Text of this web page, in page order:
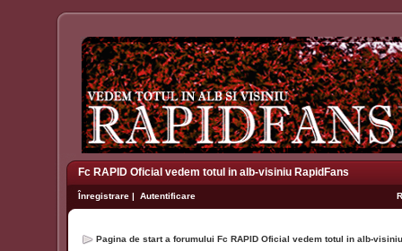
Fc RAPID Oficial vedem totul in alb-visiniu RapidFans
Înregistrare | Autentificare
Pagina de start a forumului Fc RAPID Oficial vedem totul in alb-